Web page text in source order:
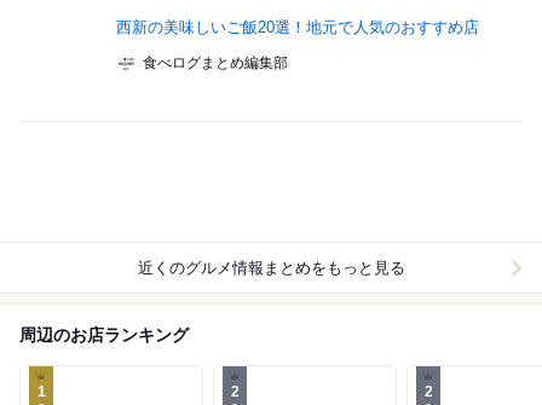
西新の美味しいご飯20選！地元で人気のおすすめ店
食べログまとめ編集部
近くのグルメ情報まとめをもっと見る
周辺のお店ランキング
1 2 2